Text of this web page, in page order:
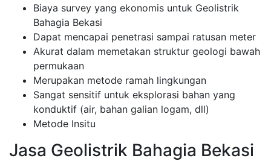
Biaya survey yang ekonomis untuk Geolistrik
Bahagia Bekasi
Dapat mencapai penetrasi sampai ratusan meter
Akurat dalam memetakan struktur geologi bawah
permukaan
Merupakan metode ramah lingkungan
Sangat sensitif untuk eksplorasi bahan yang
konduktif (air, bahan galian logam, dll)
Metode Insitu
Jasa Geolistrik Bahagia Bekasi